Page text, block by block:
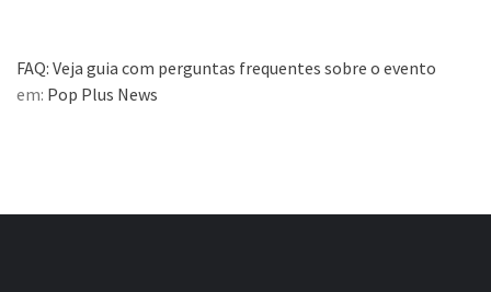
FAQ: Veja guia com perguntas frequentes sobre o evento
em: Pop Plus News